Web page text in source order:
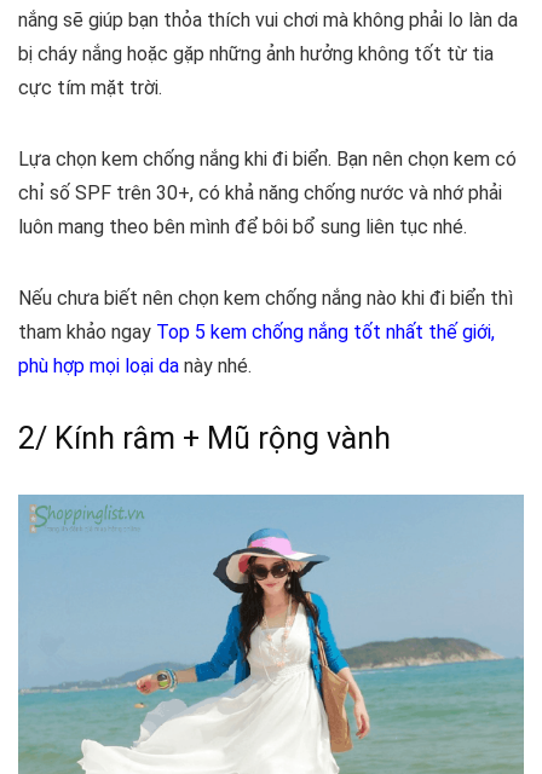
nắng sẽ giúp bạn thỏa thích vui chơi mà không phải lo làn da
bị cháy nắng hoặc gặp những ảnh hưởng không tốt từ tia
cực tím mặt trời.
Lựa chọn kem chống nắng khi đi biển. Bạn nên chọn kem có
chỉ số SPF trên 30+, có khả năng chống nước và nhớ phải
luôn mang theo bên mình để bôi bổ sung liên tục nhé.
Nếu chưa biết nên chọn kem chống nắng nào khi đi biển thì
tham khảo ngay Top 5 kem chống nắng tốt nhất thế giới,
phù hợp mọi loại da này nhé.
2/ Kính râm + Mũ rộng vành